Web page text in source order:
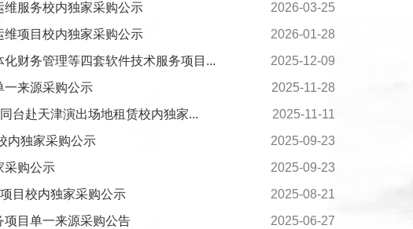
服务校内独家采购公示
2026-03-25
项目校内独家采购公示
2026-01-28
财务管理等四套软件技术服务项目...
2025-12-09
一来源采购公示
2025-11-28
台赴天津演出场地租赁校内独家...
2025-11-11
内独家采购公示
2025-09-23
采购公示
2025-09-23
目校内独家采购公示
2025-08-21
目单一来源采购公告
2025-06-27